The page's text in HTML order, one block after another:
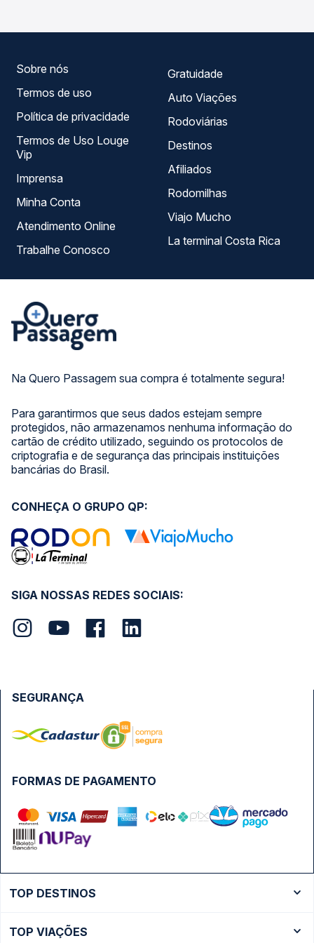
Na Quero Passagem sua compra é totalmente segura!
Para garantirmos que seus dados estejam sempre
protegidos, não armazenamos nenhuma informação do
cartão de crédito utilizado, seguindo os protocolos de
criptografia e de segurança das principais instituições
bancárias do Brasil.
Sobre nós
Termos de uso
Política de privacidade
Termos de Uso Louge
Vip
Imprensa
Minha Conta
Atendimento Online
Trabalhe Conosco
Gratuidade
Auto Viações
Rodoviárias
Destinos
Afiliados
Rodomilhas
Viajo Mucho
La terminal Costa Rica
SIGA NOSSAS REDES SOCIAIS:
CONHEÇA O GRUPO QP:
FORMAS DE PAGAMENTO
SEGURANÇA
TOP DESTINOS
TOP VIAÇÕES